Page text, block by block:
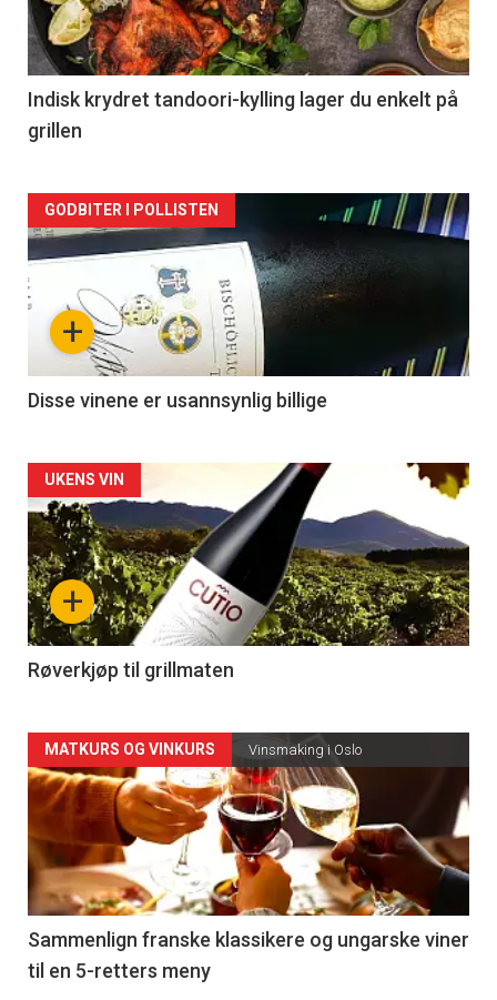
nå
-
2
Indisk krydret tandoori-kylling lager du enkelt på
grillen
Forsiden
akkurat
nå
3
+
GODBITER I POLLISTEN
Disse vinene er usannsynlig billige
Forsiden
akkurat
nå
-
4
+
UKENS VIN
Røverkjøp til grillmaten
Forsiden
akkurat
nå
-
5
MATKURS OG VINKURS Vinsmaking i Oslo
Sammenlign franske klassikere og ungarske viner
til en 5-retters meny